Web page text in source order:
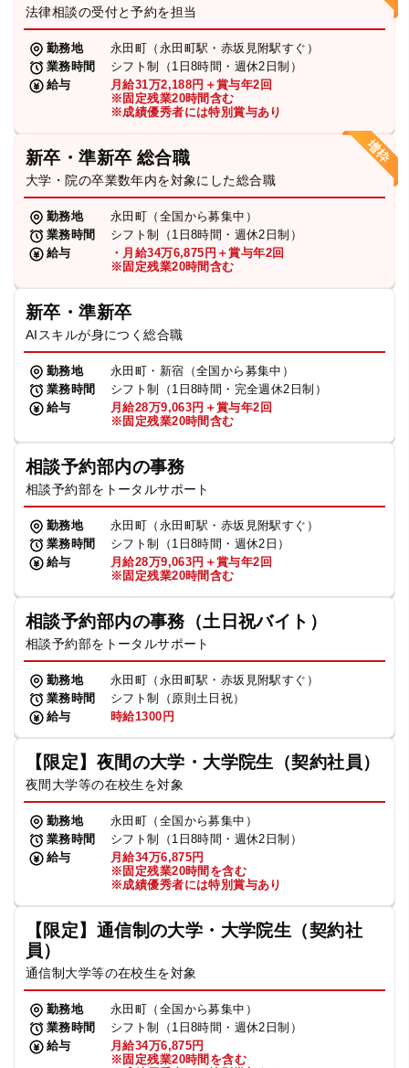
法律相談の受付と予約を担当
勤務地
永田町（永田町駅・赤坂見附駅すぐ）
業務時間
シフト制（1日8時間・週休2日制）
給与
月給31万2,188円＋賞与年2回
※固定残業20時間含む
※成績優秀者には特別賞与あり
新卒・準新卒 総合職
大学・院の卒業数年内を対象にした総合職
勤務地
永田町（全国から募集中）
業務時間
シフト制（1日8時間・週休2日制）
給与
・月給34万6,875円＋賞与年2回
※固定残業20時間含む
新卒・準新卒
AIスキルが身につく総合職
勤務地
永田町・新宿（全国から募集中）
業務時間
シフト制（1日8時間・完全週休2日制）
給与
月給28万9,063円＋賞与年2回
※固定残業20時間含む
相談予約部内の事務
相談予約部をトータルサポート
勤務地
永田町（永田町駅・赤坂見附駅すぐ）
業務時間
シフト制（1日8時間・週休2日）
給与
月給28万9,063円＋賞与年2回
※固定残業20時間含む
相談予約部内の事務（土日祝バイト）
相談予約部をトータルサポート
勤務地
永田町（永田町駅・赤坂見附駅すぐ）
業務時間
シフト制（原則土日祝）
給与
時給1300円
【限定】夜間の大学・大学院生（契約社員）
夜間大学等の在校生を対象
勤務地
永田町（全国から募集中）
業務時間
シフト制（1日8時間・週休2日制）
給与
月給34万6,875円
※固定残業20時間を含む
※成績優秀者には特別賞与あり
【限定】通信制の大学・大学院生（契約社
員）
通信制大学等の在校生を対象
勤務地
永田町（全国から募集中）
業務時間
シフト制（1日8時間・週休2日制）
給与
月給34万6,875円
※固定残業20時間を含む